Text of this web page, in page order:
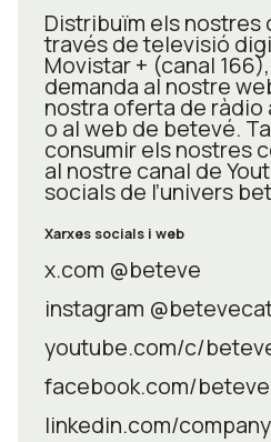
Distribuïm els nostres
través de televisió
Movistar + (canal
demanda al nostre
nostra oferta de ràdio
o al web de betevé.
consumir els nostres
al nostre canal de
socials de l’univers
Xarxes socials i web
x.com @beteve
instagram
youtube.com/c/
facebook.com/
linkedin.com/